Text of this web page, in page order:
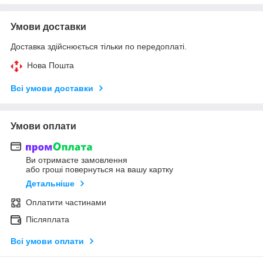
Умови доставки
Доставка здійснюється тільки по передоплаті.
Нова Пошта
Всі умови доставки
Умови оплати
Ви отримаєте замовлення
або гроші повернуться на вашу картку
Детальніше
Оплатити частинами
Післяплата
Всі умови оплати